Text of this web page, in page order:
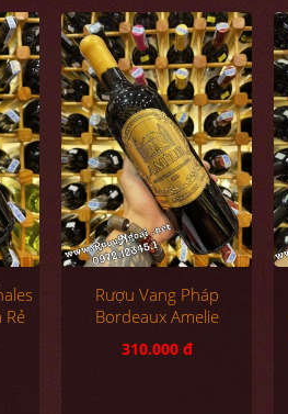
Rẻ
Rượu Vang Pháp
Bordeaux Amelie
310.000 đ